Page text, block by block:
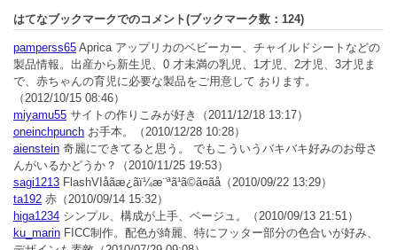
はてなブックマークでのコメント(ブックマーク数： 124)
pamperss65 Aprica アップリカのベビーカー、チャイルドシートなどの
製品情報。出産から新生児、0 才未満の乳児、1才児、2才児、3才児ま
で、赤ちゃんの育児に必要な製品をご用意して おります。
（2012/10/15 08:46）
miyamu55 サイトの作りこみが好き
（2011/12/18 13:17）
oneinchpunch お手本。
（2010/12/28 10:28）
aienstein 奇麗にできてると思う。 でもこういうバキバキ好みのお母さ
んがいるかどうか？
（2010/11/25 19:53）
sagi1213 FlashVIåãæ¿ãï¼æ¨ªã¹ã©ã¤ãå（2010/09/22 13:29）
ta192 赤 （2010/09/14 15:32）
higa1234 シンプル、構成が上手、ベージュ。
（2010/09/13 21:51）
ku_marin FICC制作。配色が綺麗、特にフッター部分の色合いが好み、